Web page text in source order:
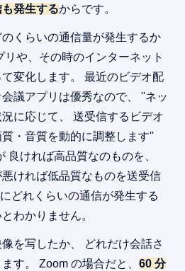
発生するからです。
くらいの通信量が発生するか
リや、その時のインターネット
変化します。 最近のビデオ配
議アプリは優秀なので、 ''ネッ
況に応じて、 送受信するビデオ
・音質を動的に調整します''
良ければ高品質なのものを、
ければ低品質なものを送受信
どれくらいの通信が発生する
わかりません。
を写したか、 どれだけ会話さ
す。 Zoom の場合だと、60 分